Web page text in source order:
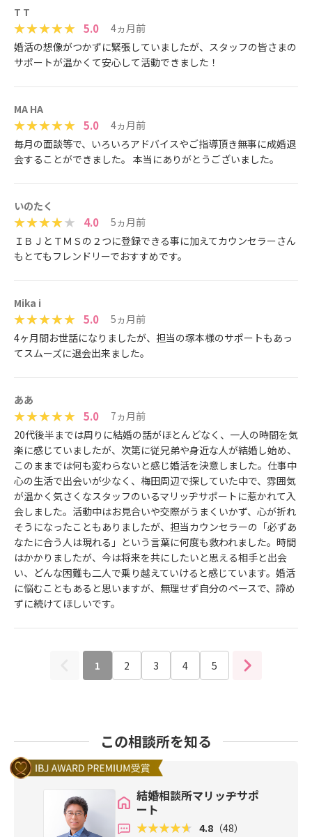
T T
5.0
4ヵ月前
婚活の想像がつかずに緊張していましたが、スタッフの皆さまの
サポートが温かくて安心して活動できました！
MA HA
5.0
4ヵ月前
毎月の面談等で、いろいろアドバイスやご指導頂き無事に成婚退
会することができました。 本当にありがとうございました。
いのたく
4.0
5ヵ月前
ＩＢＪとＴＭＳの２つに登録できる事に加えてカウンセラーさん
もとてもフレンドリーでおすすめです。
Mika i
5.0
5ヵ月前
4ヶ月間お世話になりましたが、担当の塚本様のサポートもあっ
てスムーズに退会出来ました。
ああ
5.0
7ヵ月前
20代後半までは周りに結婚の話がほとんどなく、一人の時間を気
楽に感じていましたが、次第に従兄弟や身近な人が結婚し始め、
このままでは何も変わらないと感じ婚活を決意しました。仕事中
心の生活で出会いが少なく、梅田周辺で探していた中で、雰囲気
が温かく気さくなスタッフのいるマリッヂサポートに惹かれて入
会しました。活動中はお見合いや交際がうまくいかず、心が折れ
そうになったこともありましたが、担当カウンセラーの「必ずあ
なたに合う人は現れる」という言葉に何度も救われました。時間
はかかりましたが、今は将来を共にしたいと思える相手と出会
い、どんな困難も二人で乗り越えていけると感じています。婚活
に悩むこともあると思いますが、無理せず自分のペースで、諦め
ずに続けてほしいです。
1 2 3 4 5
この相談所を知る
結婚相談所マリッヂサポ
ート
4.8 （48）